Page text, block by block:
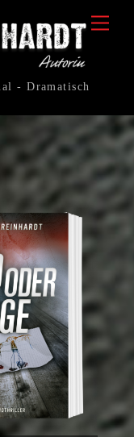
- Dramatisch